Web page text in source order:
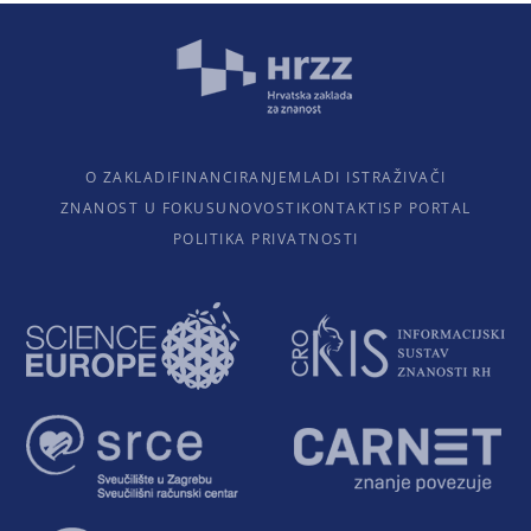
O ZAKLADIFINANCIRANJEMLADI ISTRAŽIVAČI
ZNANOST U FOKUSU NOVOSTIKONTAKTISP PORTAL
POLITIKA PRIVATNOSTI